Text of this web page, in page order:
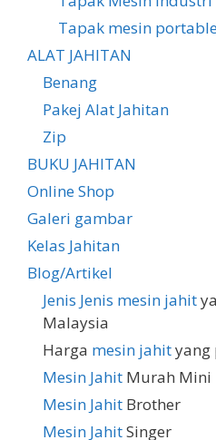
Tapak mesin
ALAT JAHITAN
Benang
Pakej Alat Jahitan
Zip
BUKU JAHITAN
Online Shop
Galeri gambar
Kelas Jahitan
Blog/Artikel
Jenis Jenis mesin jahit
Malaysia
Harga mesin jahityang
Mesin Jahit Murah Mini
Mesin Jahit Brother
Mesin JahitSinger